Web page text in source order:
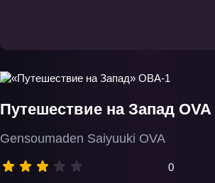
Путешествие на Запад OVA
Gensoumaden Saiyuuki OVA
0